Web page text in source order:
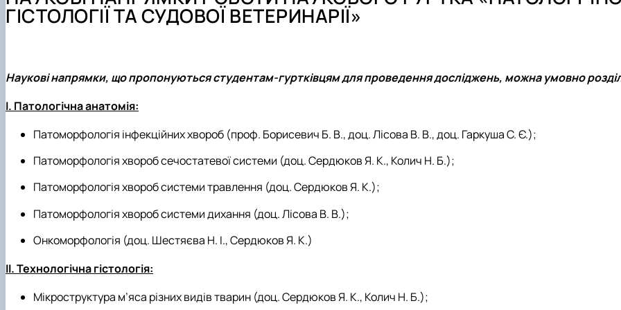
Почесні члени кафедри
Галерея кафедри
Про нас говорять та пишуть
Навчальні лабораторії
Навчальна література
Студентські наукові гуртки
ННВЛ «Центр біоморфологічних технологій»
ГІСТОЛОГІЇ ТА СУДОВОЇ ВЕТЕРИНАРІЇ»
Наукові напрямки, що пропонуються студентам-гуртківцям для проведення досліджень, можна умовно
І. Патологічна анатомія:
Патоморфологія інфекційних хвороб (проф. Борисевич Б. В., доц. Лісова В. В., доц. Гаркуша С. Є.);
Патоморфологія хвороб сечостатевої системи (доц. Сердюков Я. К., Колич Н. Б.);
Патоморфологія хвороб системи травлення (доц. Сердюков Я. К.);
Патоморфологія хвороб системи дихання (доц. Лісова В. В.);
Онкоморфологія (доц. Шестяєва Н. І., Сердюков Я. К.)
ІІ. Технологічна гістологія:
Мікроструктура м’яса різних видів тварин (доц. Сердюков Я. К., Колич Н. Б.);